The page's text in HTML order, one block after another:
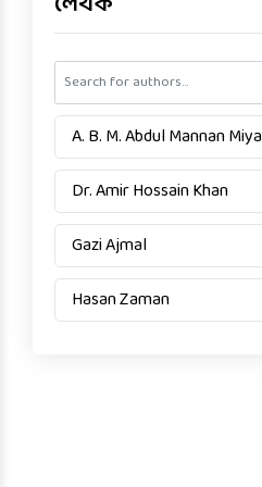
Dikdarshan Prokashon
EL Publications
Edulight Publications Ltd.
Endeavor Publications
Espan Publications
Expert Publications
A. B. M. Abdul Mannan Miya
Dr. Amir Hossain Khan
Gazi Ajmal
Hasan Zaman